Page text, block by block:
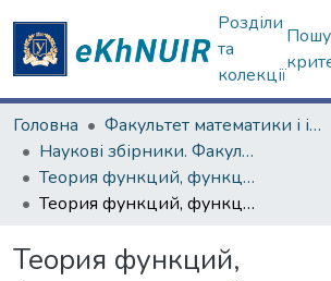
Розділи
та
колекції
Головна
Факультет математики і інформатики
Наукові збірники. Факультет математики і інформатики
Теория функций, функциональный анализ и их приложения (1965–1985 гг.)
Теория функций, функциональный анализ и их приложения. Выпуск 51
Теория функций,